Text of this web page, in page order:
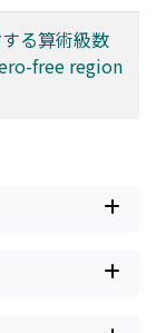
る算術級数
free region